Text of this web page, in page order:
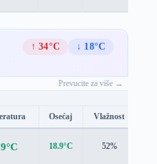
↑ 34°C
↓ 18°C
Prevucite za više →
Osećaj Vlažnost
18.9°C 52%